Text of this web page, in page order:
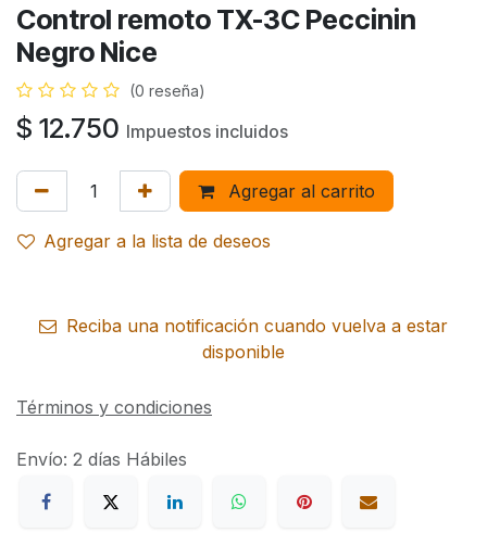
Control remoto TX-3C Peccinin
Negro Nice
(0 reseña)
$ 12.750 Impuestos incluidos
Agregar al carrito
Agregar a la lista de deseos
Reciba una notificación cuando vuelva a estar
disponible
Términos y condiciones
Envío: 2 días Hábiles